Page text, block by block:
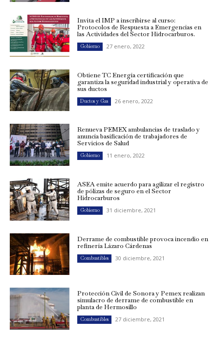
Invita el IMP a inscribirse al curso:
Protocolos de Respuesta a Emergencias en
las Actividades del Sector Hidrocarburos.
Gobierno 27 enero, 2022
Obtiene TC Energía certificación que
garantiza la seguridad industrial y operativa de
sus ductos
Ductos y Gas 26 enero, 2022
Renueva PEMEX ambulancias de traslado y
anuncia basificación de trabajadores de
Servicios de Salud
Gobierno 11 enero, 2022
ASEA emite acuerdo para agilizar el registro
de pólizas de seguro en el Sector
Hidrocarburos
Gobierno 31 diciembre, 2021
Derrame de combustible provoca incendio en
refinería Lázaro Cárdenas
Combustibles 30 diciembre, 2021
Protección Civil de Sonora y Pemex realizan
simulacro de derrame de combustible en
planta de Hermosillo
Combustibles 27 diciembre, 2021